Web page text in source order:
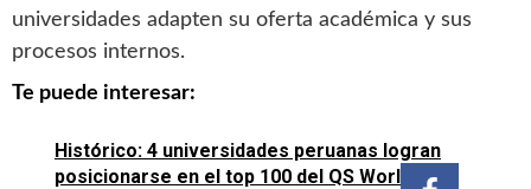
universidades adapten su oferta académica y sus
procesos internos.
Te puede interesar:
Histórico: 4 universidades peruanas logran
posicionarse en el top 100 del QS World